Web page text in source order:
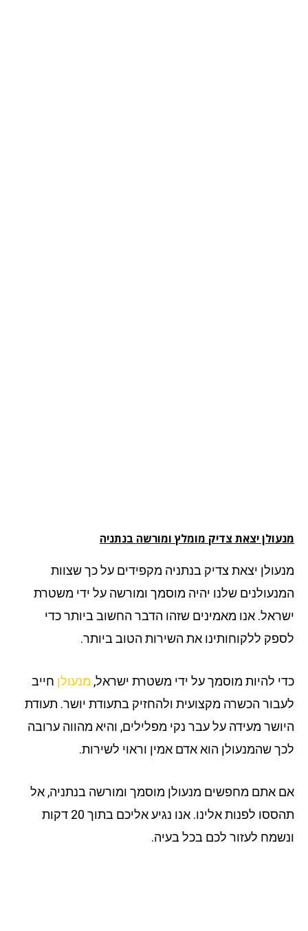
יצאת צדיק מומלץ ומורשה בנתניה
יצאת צדיק בנתניה מקפידים על כך שצוות
שלנו יהיה מוסמך ומורשה על ידי משטרת
אנו מאמינים שזהו הדבר החשוב ביותר כדי
ללקוחותינו את השירות הטוב ביותר.
להיות מוסמך על ידי משטרת ישראל,מנעולןחייב
הכשרה מקצועית ולהחזיק בתעודת יושר. תעודת
מעידה על עבר נקי מפלילים, והיא מהווה ערובה
שהמנעולן הוא אדם אמין וראוי לשירות.
אתם מחפשים מנעולן מוסמך ומורשה בנתניה, אל
תהססו לפנות אלינו. אנו נגיע אליכם בתוך 20 דקות
לעזור לכם בכל בעיה.